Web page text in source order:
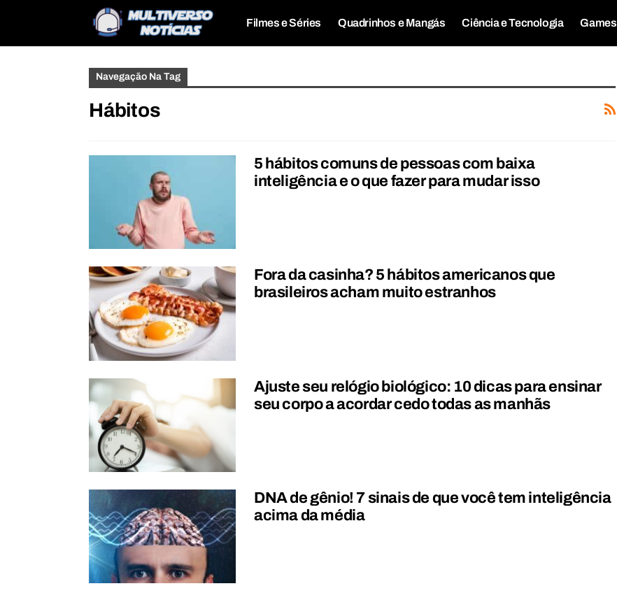
Filmes e Séries Quadrinhos e Mangás Ciência e Tecnologia Games
Navegação Na Tag
Hábitos
5 hábitos comuns de pessoas com baixa
inteligência e o que fazer para mudar isso
Fora da casinha? 5 hábitos americanos que
brasileiros acham muito estranhos
Ajuste seu relógio biológico: 10 dicas para ensinar
seu corpo a acordar cedo todas as manhãs
DNA de gênio! 7 sinais de que você tem inteligência
acima da média